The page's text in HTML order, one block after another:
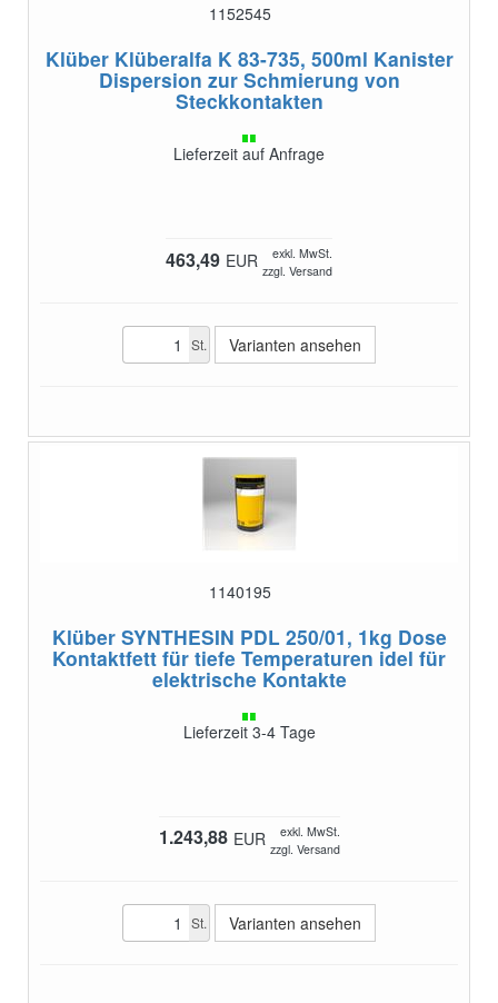
1152545
Klüber Klüberalfa K 83-735, 500ml Kanister
Dispersion zur Schmierung von
Steckkontakten
Lieferzeit auf Anfrage
463,49 EUR
exkl. MwSt.
zzgl. Versand
St. Varianten ansehen
1140195
Klüber SYNTHESIN PDL 250/01, 1kg Dose
Kontaktfett für tiefe Temperaturen idel für
elektrische Kontakte
Lieferzeit 3-4 Tage
1.243,88 EUR
exkl. MwSt.
zzgl. Versand
St. Varianten ansehen